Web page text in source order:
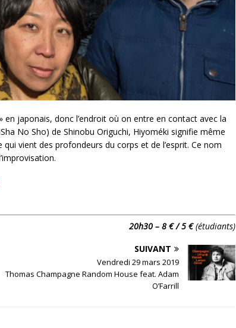
japonais, donc l’endroit où on entre en contact avec la
No Sho) de Shinobu Origuchi, Hiyoméki signifie même
vient des profondeurs du corps et de l’esprit. Ce nom
20h30 – 8 € / 5 €(étudiants)
SUIVANT
Vendredi 29 mars 2019
Thomas Champagne Random House feat. Adam
O’Farrill